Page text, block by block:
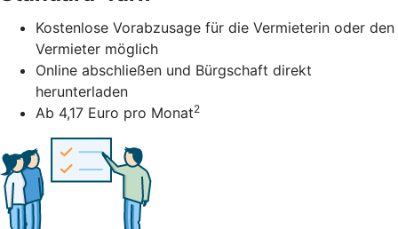
Kostenlose Vorabzusage für die Vermieterin oder den
Vermieter möglich
Online abschließen und Bürgschaft direkt
herunterladen
Ab 4,17 Euro pro Monat2